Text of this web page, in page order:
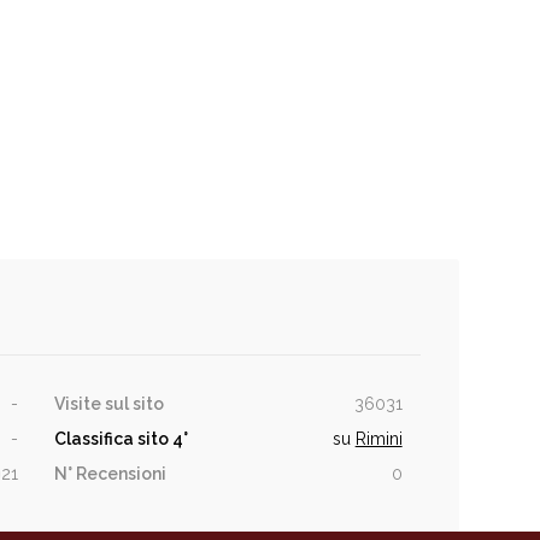
-
-
Visite sul sito
36031
Classifica sito 4° su Rimini
N° Recensioni
0